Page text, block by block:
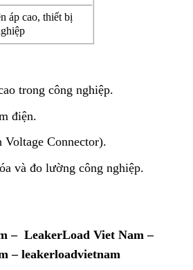
áp cao, thiết bị
trong công nghiệp.
điện.
Connector).
và đo lường công nghiệp.
– LeakerLoad Viet Nam –
– leakerloadvietnam